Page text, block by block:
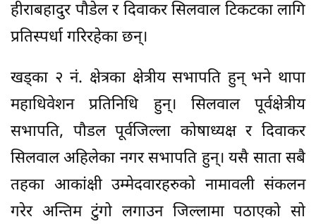
हीराबहादुर पौडेल र दिवाकर सिलवाल टिकटका लागि
प्रतिस्पर्धा गरिरहेका छन्।
खड्का २ नं. क्षेत्रका क्षेत्रीय सभापति हुन् भने थापा
महाधिवेशन प्रतिनिधि हुन्। सिलवाल पूर्वक्षेत्रीय
सभापति, पौडल पूर्वजिल्ला कोषाध्यक्ष र दिवाकर
सिलवाल अहिलेका नगर सभापति हुन्। यसै साता सबै
तहका आकांक्षी उम्मेदवारहरुको नामावली संकलन
गरेर अन्तिम टुंगो लगाउन जिल्लामा पठाएको सो